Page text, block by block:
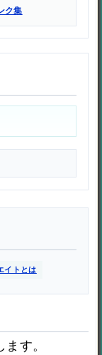
ク集
イトとは
す。